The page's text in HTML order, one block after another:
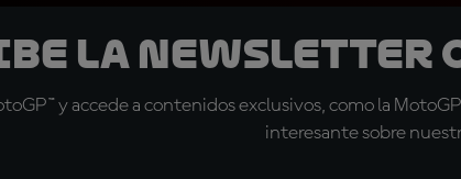
la Newsletter
y accede a contenidos exclusivos, como la
interesante sobre